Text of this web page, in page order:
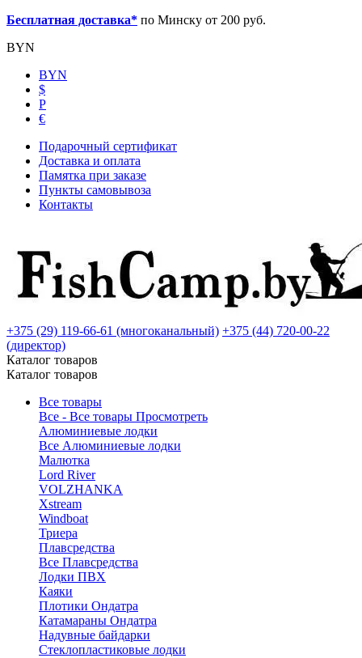
Бесплатная доставка* по Минску от 200 руб.
BYN
BYN
$
Р
€
Подарочный сертификат
Доставка и оплата
Памятка при заказе
Пункты самовывоза
Контакты
+375 (29) 119-66-61 (многоканальный) +375 (44) 720-00-22
(директор)
Каталог товаров
Каталог товаров
Все товары
Все - Все товары Просмотреть
Алюминиевые лодки
Все Алюминиевые лодки
Малютка
Lord River
VOLZHANKA
Xstream
Windboat
Триера
Плавсредства
Все Плавсредства
Лодки ПВХ
Каяки
Плотики Ондатра
Катамараны Ондатра
Надувные байдарки
Стеклопластиковые лодки